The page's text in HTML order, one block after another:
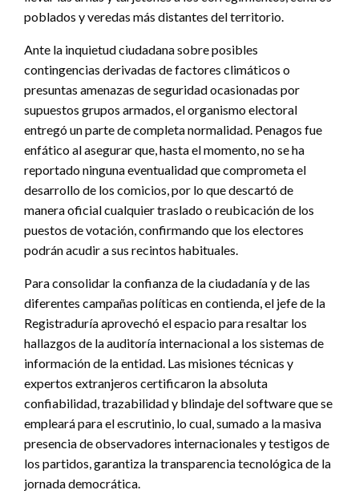
poblados y veredas más distantes del territorio.
Ante la inquietud ciudadana sobre posibles
contingencias derivadas de factores climáticos o
presuntas amenazas de seguridad ocasionadas por
supuestos grupos armados, el organismo electoral
entregó un parte de completa normalidad. Penagos fue
enfático al asegurar que, hasta el momento, no se ha
reportado ninguna eventualidad que comprometa el
desarrollo de los comicios, por lo que descartó de
manera oficial cualquier traslado o reubicación de los
puestos de votación, confirmando que los electores
podrán acudir a sus recintos habituales.
Para consolidar la confianza de la ciudadanía y de las
diferentes campañas políticas en contienda, el jefe de la
Registraduría aprovechó el espacio para resaltar los
hallazgos de la auditoría internacional a los sistemas de
información de la entidad. Las misiones técnicas y
expertos extranjeros certificaron la absoluta
confiabilidad, trazabilidad y blindaje del software que se
empleará para el escrutinio, lo cual, sumado a la masiva
presencia de observadores internacionales y testigos de
los partidos, garantiza la transparencia tecnológica de la
jornada democrática.